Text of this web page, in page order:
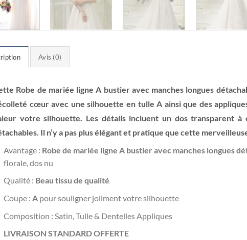
Avis (0)
Robe de mariée ligne A bustier avec manches longues
cœur avec une silhouette en tulle A ainsi que des
votre silhouette. Les détails incluent un dos transparent à
Il n’y a pas plus élégant et pratique que cette
Avantage : Robe de mariée ligne A bustier avec manches longues
florale, dos nu
Qualité : Beau tissu de qualité
Coupe : A pour souligner joliment votre silhouette
Composition : Satin, Tulle & Dentelles Appliques
LIVRAISON STANDARD OFFERTE